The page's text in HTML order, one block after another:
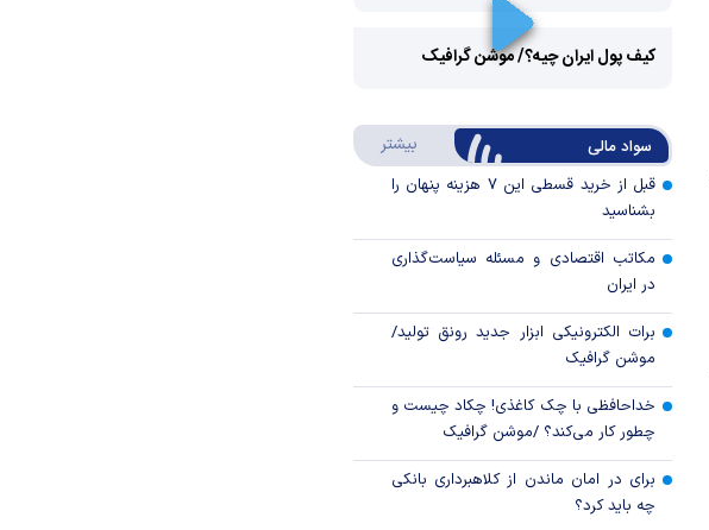
Video
کیف پول ایران چیه؟/ موشن گرافیک
سواد مالی بیشتر درباره سواد مالی
قبل از خرید قسطی این ۷ هزینه پنهان را
بشناسید
مکاتب اقتصادی و مسئله سیاست‌گذاری
در ایران
برات الکترونیکی ابزار جدید رونق تولید/
موشن گرافیک
خداحافظی با چک کاغذی! چکاد چیست و
چطور کار می‌کند؟ /موشن گرافیک
برای در امان ماندن از کلاهبرداری بانکی
چه باید کرد؟